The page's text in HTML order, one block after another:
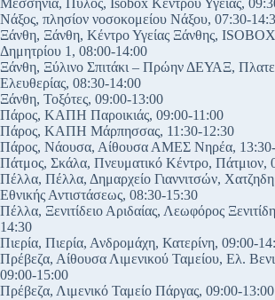
Μεσσηνία, Πύλος, Isobox Κέντρου Υγείας,
Νάξος, πλησίον νοσοκομείου Νάξου, 07:30-
Ξάνθη, Ξάνθη, Κέντρο Υγείας Ξάνθης,
Δημητρίου 1, 08:00-14:00
Ξάνθη, Ξύλινο Σπιτάκι – Πρώην ΔΕΥΑΞ,
Ελευθερίας, 08:30-14:00
Ξάνθη, Τοξότες, 09:00-13:00
Πάρος, ΚΑΠΗ Παροικιάς, 09:00-11:00
Πάρος, ΚΑΠΗ Μάρπησσας, 11:30-12:30
Πάρος, Νάουσα, Αίθουσα ΑΜΕΣ Νηρέα,
Πάτμος, Σκάλα, Πνευματικό Κέντρο, Πάτμιον,
Πέλλα, Πέλλα, Δημαρχείο Γιαννιτσών,
Εθνικής Αντιστάσεως, 08:30-15:30
Πέλλα, Ξενιτίδειο Αριδαίας, Λεωφόρος
14:30
Πιερία, Πιερία, Ανδρομάχη, Κατερίνη, 09:00-
Πρέβεζα, Αίθουσα Λιμενικού Ταμείου, Ελ.
09:00-15:00
Πρέβεζα, Λιμενικό Ταμείο Πάργας, 09:00-13:00